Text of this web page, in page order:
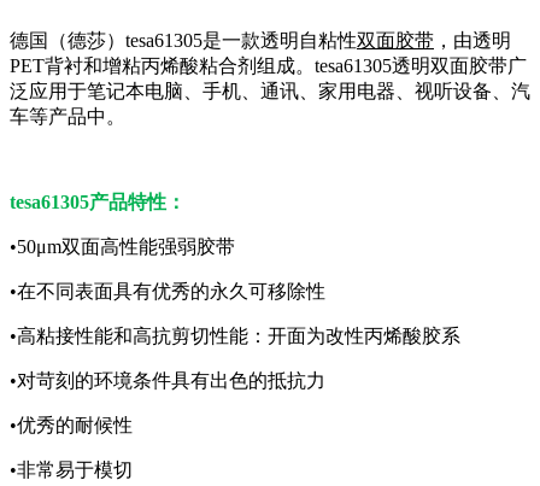
德国（德莎）tesa61305是一款透明自粘性双面胶带 ，由透明
PET背衬和增粘丙烯酸粘合剂组成。tesa61305透明双面胶带广
泛应用于笔记本电脑、手机、通讯、家用电器、视听设备、汽
车等产品中。
tesa61305产品特性：
•50μm双面高性能强弱胶带
•在不同表面具有优秀的永久可移除性
•高粘接性能和高抗剪切性能：开面为改性丙烯酸胶系
•对苛刻的环境条件具有出色的抵抗力
•优秀的耐候性
•非常易于模切